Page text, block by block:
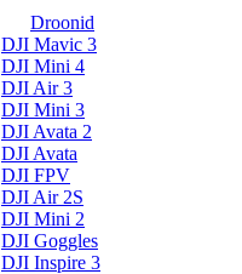
Droonid
DJI Mavic 3
DJI Mini 4
DJI Air 3
DJI Mini 3
DJI Avata 2
DJI Avata
DJI FPV
DJI Air 2S
DJI Mini 2
DJI Goggles
DJI Inspire 3